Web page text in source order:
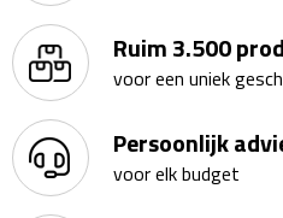
Bodywarmers
Overhemden
Sweaters
Ruim 3.500
voor een uniek
Persoonlijk
voor elk budget